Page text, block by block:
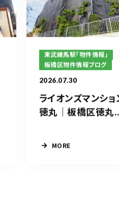
東武練馬駅「物件情報」
板橋区物件情報ブログ
2026.07.30
ライオンズマンショ
徳丸｜板橋区徳丸
MORE